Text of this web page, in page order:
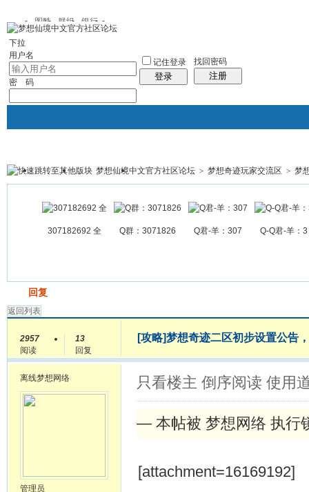
图酷 群组 银行
下拉
用户名
密 码
记住登录
登录
找回密码
注册
银行 群组聚合 我的空间
帖子
梦想仙境中文官方社区论坛 > 梦想奇迹玩家交流区 > 梦
307182692 全 Q群：3071826 Q君-羊：307 Q-Q君-羊：3
回复
返回列表
2957
阅读
13
回复
[攻略]梦想奇迹二区初步设置公告
离线梦想网络
管理员
只看楼主 倒序阅读 使用
— 本帖被 梦想网络 执行
[attachment=16169192]